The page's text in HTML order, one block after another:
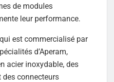
de modules
leur performance.
est commercialisé par
d’Aperam,
acier inoxydable, des
des connecteurs